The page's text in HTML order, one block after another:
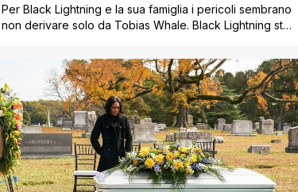
Per Black Lightning e la sua famiglia i pericoli sembrano
non derivare solo da Tobias Whale. Black Lightning sta
della pausa di due settimane aveva dimostrato dei
piccolissimi passi in avanti con un episodio denso ma
incapace di capitalizzare dovere i numerosi filoni
narrativi aperti nel corso dei [']